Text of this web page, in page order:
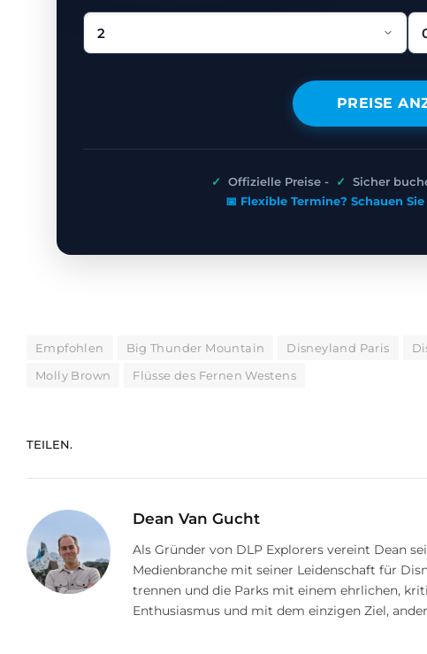
PREISE
✓ Offizielle Preise - ✓ Sicher
📅 Flexible Termine? Schauen
Empfohlen Big Thunder Mountain Disneyland Paris
Molly Brown
Flüsse des Fernen Westens
TEILEN.
Dean Van Gucht
Als Gründer von DLP Explorers vereint Dean
Medienbranche mit seiner Leidenschaft für
trennen und die Parks mit einem ehrlichen,
Enthusiasmus und mit dem einzigen Ziel,